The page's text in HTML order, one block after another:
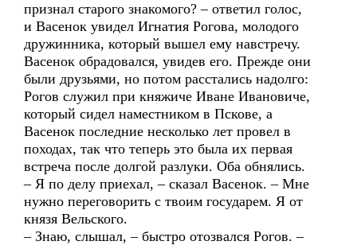
признал старого знакомого? – ответил голос,
и Васенок увидел Игнатия Рогова, молодого
дружинника, который вышел ему навстречу.
Васенок обрадовался, увидев его. Прежде они
были друзьями, но потом расстались надолго:
Рогов служил при княжиче Иване Ивановиче,
который сидел наместником в Пскове, а
Васенок последние несколько лет провел в
походах, так что теперь это была их первая
встреча после долгой разлуки. Оба обнялись.
– Я по делу приехал, – сказал Васенок. – Мне
нужно переговорить с твоим государем. Я от
князя Вельского.
– Знаю, слышал, – быстро отозвался Рогов. –